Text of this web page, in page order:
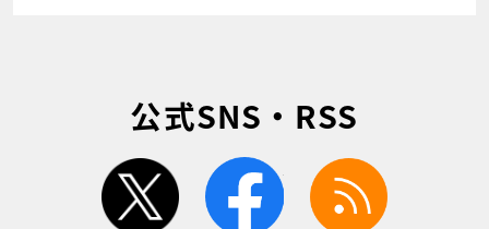
公式SNS・RSS
twitter facebook